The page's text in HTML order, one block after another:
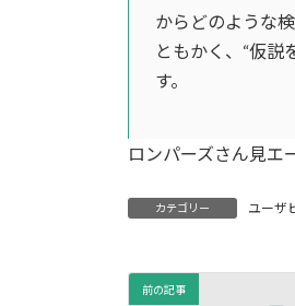
からどのような
ともかく、“仮説
す。
ロンパーズさん見エ
カテゴリー ユーザ
前の記事